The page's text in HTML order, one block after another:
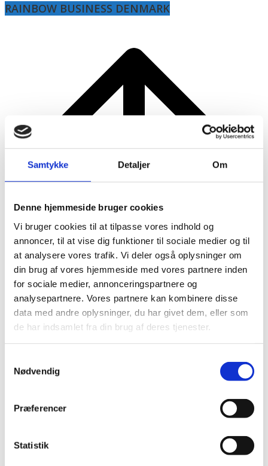
Samtykke Detaljer Om
Denne hjemmeside bruger cookies
Vi bruger cookies til at tilpasse vores indhold og
annoncer, til at vise dig funktioner til sociale medier og til
at analysere vores trafik. Vi deler også oplysninger om
din brug af vores hjemmeside med vores partnere inden
for sociale medier, annonceringspartnere og
analysepartnere. Vores partnere kan kombinere disse
data med andre oplysninger, du har givet dem, eller som
de har indsamlet fra din brug af deres tjenester.
Nødvendig
Præferencer
Statistik
RAINBOW BUSINESS DENMARK
Her er alle vinderne fra årets Danish